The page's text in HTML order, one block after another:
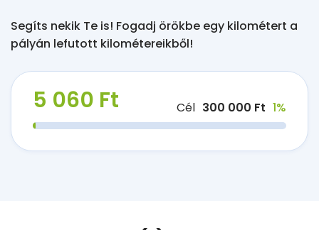
Segíts nekik Te is! Fogadj örökbe egy kilométert a
pályán lefutott kilométereikből!
5 060 Ft Cél 300 000 Ft 1%